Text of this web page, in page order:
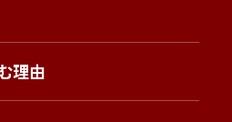
理由